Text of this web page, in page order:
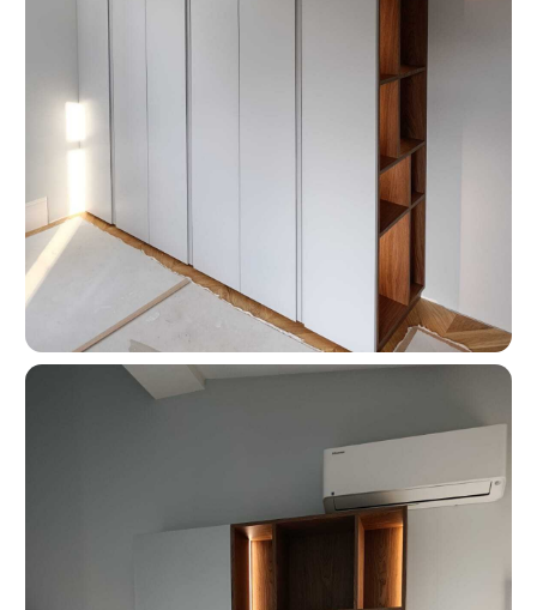
на заказ с 2005 года
Мы — семейная компания «Мебель-Королей»!
С 2005 года производим мебель на заказ в Москве,